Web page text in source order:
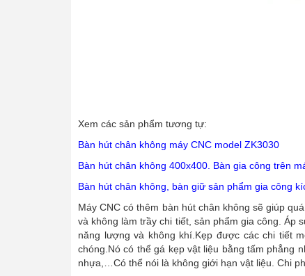
Xem các sản phẩm tương tự:
Bàn hút chân không máy CNC model ZK3030
Bàn hút chân không 400x400. Bàn gia công trên
Bàn hút chân không, bàn giữ sản phẩm gia công
Máy CNC có thêm bàn hút chân không sẽ giúp
và không làm trầy chi tiết, sản phẩm gia công. Áp
năng lượng và không khí.Kẹp được các chi tiết
chóng.Nó có thể gá kẹp vật liệu bằng tấm phẳng
nhựa,…Có thể nói là không giới hạn vật liệu. Chi